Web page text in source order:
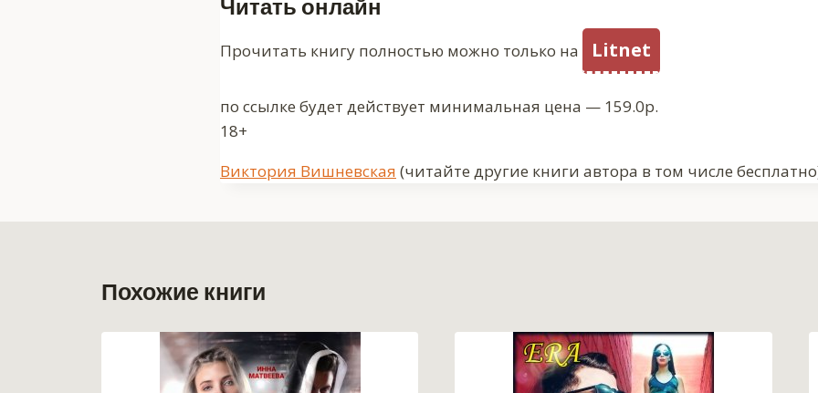
Читать онлайн
Прочитать книгу полностью можно только на Litnet
по ссылке будет действует минимальная цена — 159.0р.
18+
Метки
Виктория Вишневская (читайте другие книги автора в том числе
Похожие книги